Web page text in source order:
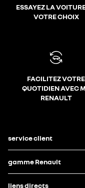
ESSAYEZ LA
VOTRE CHOIX
FACILITEZ VOTRE
QUOTIDIEN AVEC
RENAULT
service client
gamme Renault
liens directs